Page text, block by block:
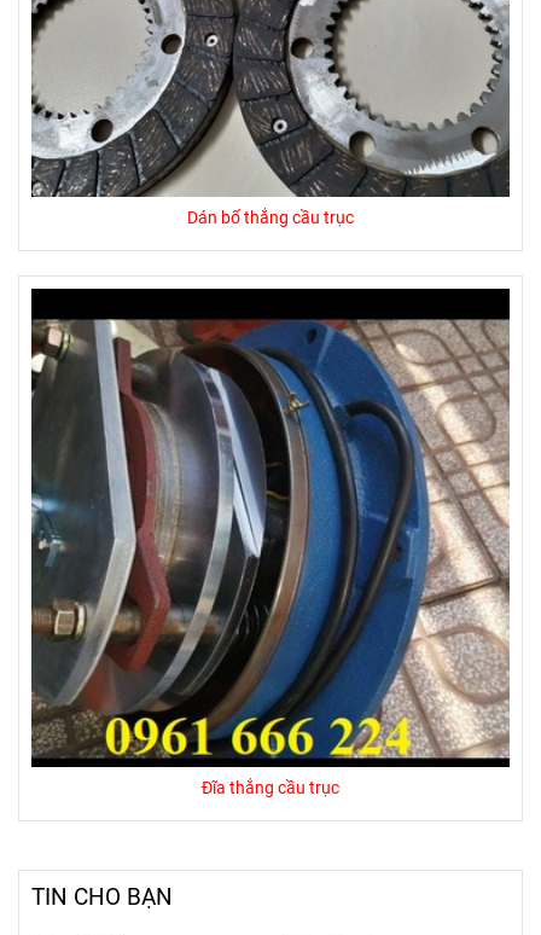
Dán bố thắng cầu trục
Đĩa thắng cầu trục
TIN CHO BẠN